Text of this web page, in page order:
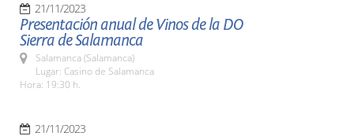
21/11/2023
Presentación anual de Vinos de la DO
Sierra de Salamanca
Salamanca (Salamanca)
Lugar: Casino de Salamanca
Hora: 19:30 h.
21/11/2023